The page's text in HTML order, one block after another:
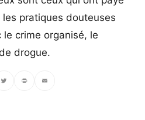
pratiques douteuses
le crime organisé, le
drogue.